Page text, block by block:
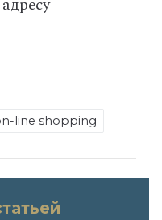
line shopping